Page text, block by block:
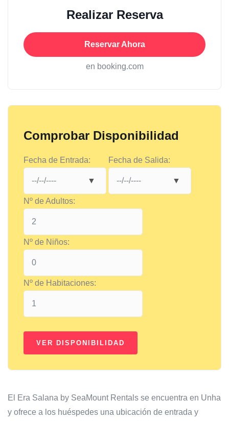
Realizar Reserva
Reservar Ahora
en booking.com
Comprobar Disponibilidad
Fecha de Entrada: Fecha de Salida:
Nº de Adultos:
Nº de Niños:
Nº de Habitaciones:
El Era Salana by SeaMount Rentals se encuentra en Unha
y ofrece a los huéspedes una ubicación de entrada y